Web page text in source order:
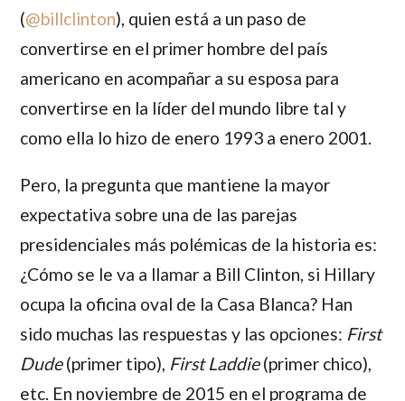
(@billclinton), quien está a un paso de
convertirse en el primer hombre del país
americano en acompañar a su esposa para
convertirse en la líder del mundo libre tal y
como ella lo hizo de enero 1993 a enero 2001.
Pero, la pregunta que mantiene la mayor
expectativa sobre una de las parejas
presidenciales más polémicas de la historia es:
¿Cómo se le va a llamar a Bill Clinton, si Hillary
ocupa la oficina oval de la Casa Blanca? Han
sido muchas las respuestas y las opciones: First
Dude(primer tipo), First Laddie(primer chico),
etc. En noviembre de 2015 en el programa de